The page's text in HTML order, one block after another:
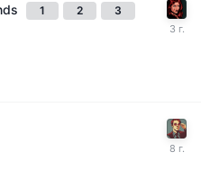
1 2 3